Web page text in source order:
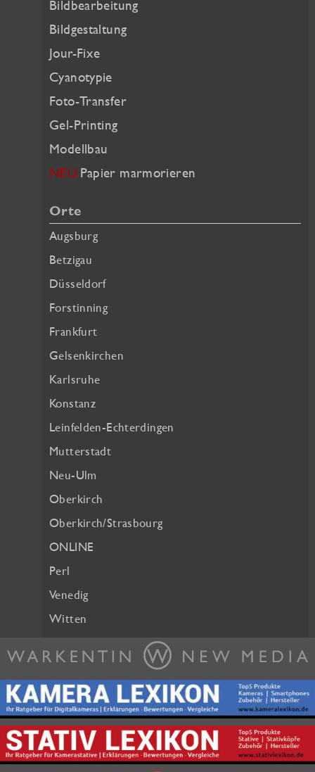
Bildbearbeitung
Bildgestaltung
Jour-Fixe
Cyanotypie
Foto-Transfer
Gel-Printing
Modellbau
NEU:Papier marmorieren
Orte
Augsburg
Betzigau
Düsseldorf
Forstinning
Frankfurt
Gelsenkirchen
Karlsruhe
Konstanz
Leinfelden-Echterdingen
Mutterstadt
Neu-Ulm
Oberkirch
Oberkirch/Strasbourg
ONLINE
Perl
Venedig
Witten